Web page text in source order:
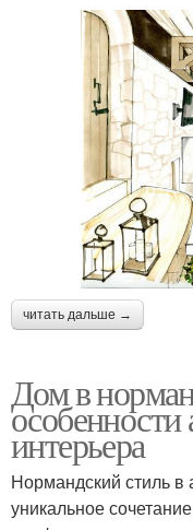
читать дальше →
Дом в
интерьера
Нормандский стиль в
уникальное